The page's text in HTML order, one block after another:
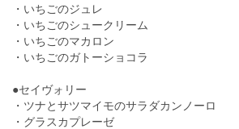
・いちごのジュレ
・いちごのシュークリーム
・いちごのマカロン
・いちごのガトーショコラ
●セイヴォリー
・ツナとサツマイモのサラダカンノーロ
・グラスカプレーゼ